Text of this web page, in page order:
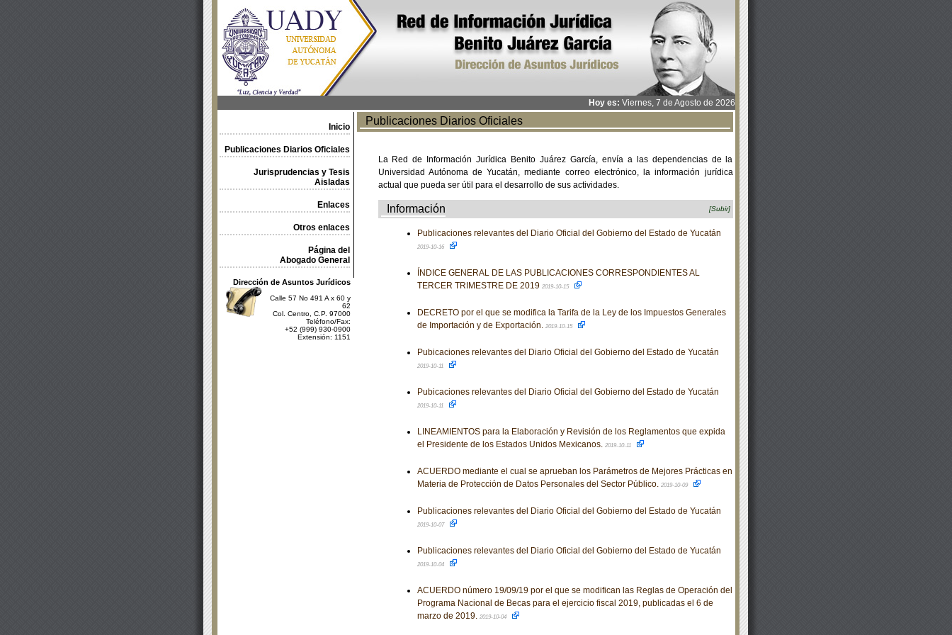
Hoy es: Viernes, 7 de Agosto de 2026
Inicio
Publicaciones Diarios Oficiales
Jurisprudencias y Tesis
Aisladas
Enlaces
Otros enlaces
Página del
Abogado General
Dirección de Asuntos Jurídicos
Calle 57 No 491 A x 60 y
62
Col. Centro, C.P. 97000
Teléfono/Fax:
+52 (999) 930-0900
Extensión: 1151
Publicaciones Diarios Oficiales
La Red de Información Jurídica Benito Juárez García, envía a las dependencias de la
Universidad Autónoma de Yucatán, mediante correo electrónico, la información jurídica
actual que pueda ser útil para el desarrollo de sus actividades.
Información [Subir]
Publicaciones relevantes del Diario Oficial del Gobierno del Estado de Yucatán
2019-10-16
ÍNDICE GENERAL DE LAS PUBLICACIONES CORRESPONDIENTES AL
TERCER TRIMESTRE DE 2019 2019-10-15
DECRETO por el que se modifica la Tarifa de la Ley de los Impuestos Generales
de Importación y de Exportación. 2019-10-15
Pubicaciones relevantes del Diario Oficial del Gobierno del Estado de Yucatán
2019-10-11
Pubicaciones relevantes del Diario Oficial del Gobierno del Estado de Yucatán
2019-10-11
LINEAMIENTOS para la Elaboración y Revisión de los Reglamentos que expida
el Presidente de los Estados Unidos Mexicanos. 2019-10-11
ACUERDO mediante el cual se aprueban los Parámetros de Mejores Prácticas en
Materia de Protección de Datos Personales del Sector Público. 2019-10-09
Publicaciones relevantes del Diario Oficial del Gobierno del Estado de Yucatán
2019-10-07
Publicaciones relevantes del Diario Oficial del Gobierno del Estado de Yucatán
2019-10-04
ACUERDO número 19/09/19 por el que se modifican las Reglas de Operación del
Programa Nacional de Becas para el ejercicio fiscal 2019, publicadas el 6 de
marzo de 2019. 2019-10-04